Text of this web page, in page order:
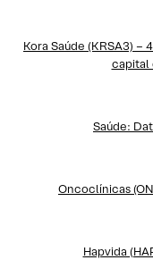
Kora Saúde (KRSA3) –
capital
Saúde:
Oncoclínicas
Hapvida